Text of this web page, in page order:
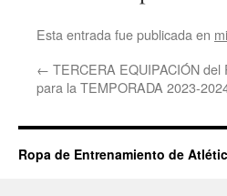
Esta entrada fue publicada en
← TERCERA EQUIPACIÓN del
para la TEMPORADA 2023-
Ropa de Entrenamiento de